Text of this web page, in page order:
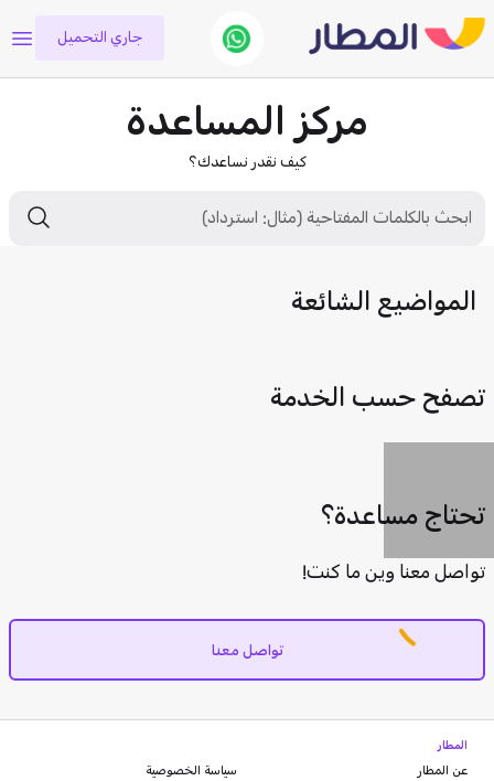
جاري التحميل
مركز المساعدة
كيف نقدر نساعدك؟
المواضيع الشائعة
تصفح حسب الخدمة
تحتاج مساعدة؟
تواصل معنا وين ما كنت!
تواصل معنا
المطار
عن المطار سياسة الخصوصية